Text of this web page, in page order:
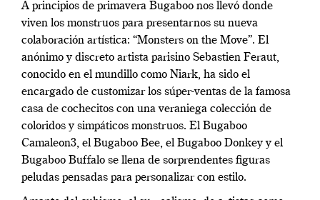
A principios de primavera Bugaboo nos llevó donde
viven los monstruos para presentarnos su nueva
colaboración artística: “Monsters on the Move”. El
anónimo y discreto artista parisino Sebastien Feraut,
conocido en el mundillo como Niark, ha sido el
encargado de customizar los súper-ventas de la famosa
casa de cochecitos con una veraniega colección de
coloridos y simpáticos monstruos. El Bugaboo
Camaleon3, el Bugaboo Bee, el Bugaboo Donkey y el
Bugaboo Buffalo se llena de sorprendentes figuras
peludas pensadas para personalizar con estilo.